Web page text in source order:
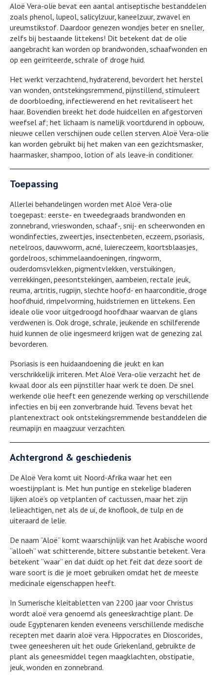
Aloë Vera-olie bevat een aantal antiseptische bestanddelen
zoals phenol, lupeol, salicylzuur, kaneelzuur, zwavel en
ureumstikstof. Daardoor genezen wondjes beter en sneller,
zelfs bij bestaande littekens! Dit betekent dat de olie
aangebracht kan worden op brandwonden, schaafwonden en
op een geïrriteerde, schrale of droge huid.
Het werkt verzachtend, hydraterend, bevordert het herstel
van wonden, ontstekingsremmend, pijnstillend, stimuleert
de doorbloeding, infectiewerend en het revitaliseert het
haar. Bovendien breekt het dode huidcellen en afgestorven
weefsel af; het lichaam is namelijk voortdurend in opbouw,
nieuwe cellen verschijnen oude cellen sterven. Aloë Vera-olie
kan worden gebruikt bij het maken van een gezichtsmasker,
haarmasker, shampoo, lotion of als leave-in conditioner.
Toepassing
Allerlei behandelingen worden met Aloë Vera-olie
toegepast: eerste- en tweedegraads brandwonden en
zonnebrand, vrieswonden, schaaf-, snij- en scheerwonden en
wondinfecties, zweertjes, insectenbeten, eczeem, psoriasis,
netelroos, dauwworm, acné, luiereczeem, koortsblaasjes,
gordelroos, schimmelaandoeningen, ringworm,
ouderdomsvlekken, pigmentvlekken, verstuikingen,
verrekkingen, peesontstekingen, aambeien, rectale jeuk,
reuma, artritis, rugpijn, slechte hoofd- en haarconditie, droge
hoofdhuid, rimpelvorming, huidstriemen en littekens. Een
ideale olie voor uitgedroogd hoofdhaar waarvan de glans
verdwenen is. Ook droge, schrale, jeukende en schilferende
huid kunnen de olie ingesmeerd krijgen wat de genezing zal
bevorderen.
Psoriasis is een huidaandoening die jeukt en kan
verschrikkelijk irriteren. Met Aloë Vera-olie verzacht het de
kwaal door als een pijnstiller haar werk te doen. De snel
werkende olie heeft een genezende werking op verschillende
infecties en bij een zonverbrande huid. Tevens bevat het
plantenextract ook ontstekingsremmende bestanddelen die
reumapijn en maagzuur verzachten.
Achtergrond & geschiedenis
De Aloë Vera komt uit Noord-Afrika waar het een
woestijnplant is. Met hun puntige en stekelige bladeren
lijken aloë’s op vetplanten of cactussen, maar het zijn
lelieachtigen, net als de ui, de knoflook, de tulp en de
uiteraard de lelie.
De naam “Aloë” komt waarschijnlijk van het Arabische woord
“alloeh” wat schitterende, bittere substantie betekent. Vera
betekent “waar” en dat duidt op het feit dat deze soort de
ware soort is die je moet gebruiken omdat het de meeste
medicinale eigenschappen heeft.
In Sumerische kleitabletten van 2200 jaar voor Christus
wordt aloë vera genoemd als geneeskrachtige plant. De
oude Egyptenaren kenden eveneens verschillende medische
recepten met daarin aloë vera. Hippocrates en Dioscorides,
twee geneesheren uit het oude Griekenland, gebruikte de
plant als geneesmiddel tegen maagklachten, obstipatie,
jeuk, wonden en zonnebrand.